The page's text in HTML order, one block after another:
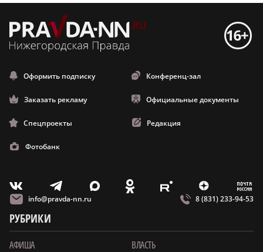
Оформить подписку Конференц-зал
Заказать рекламу Официальные документы
Спецпроекты Редакция
Фотобанк
V T X O E Z m
info@pravda-nn.ru 8 (831) 233-94-53
РУБРИКИ
АФИША
ВЛАСТЬ